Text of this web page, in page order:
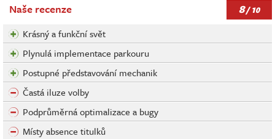
Naše recenze 8/ 10
Krásný a funkční svět
Plynulá implementace parkouru
Postupné představování mechanik
Častá iluze volby
Podprůměrná optimalizace a bugy
Místy absence titulků